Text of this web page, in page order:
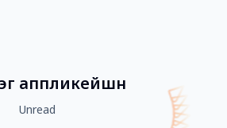
аппликейшн
Unread